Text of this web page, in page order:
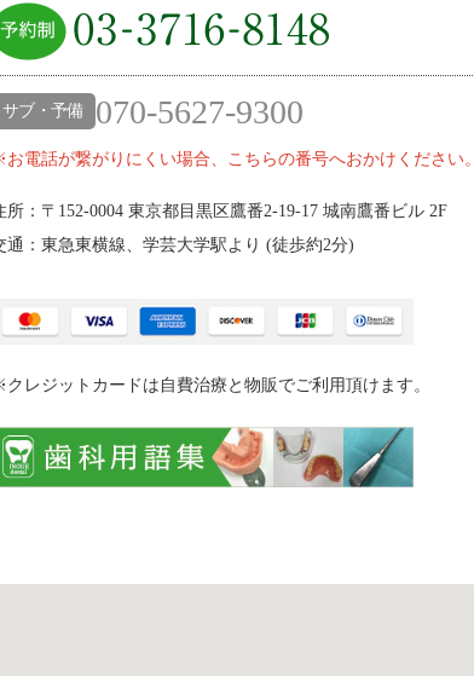
サブ・予備 070-5627-9300
電話が繋がりにくい場合、こちらの番号へおかけください。
所：〒152-0004 東京都目黒区鷹番2‐19‐17 城南鷹番ビル 2F
通：東急東横線、学芸大学駅より (徒歩約2分)
レジットカードは自費治療と物販でご利用頂けます。